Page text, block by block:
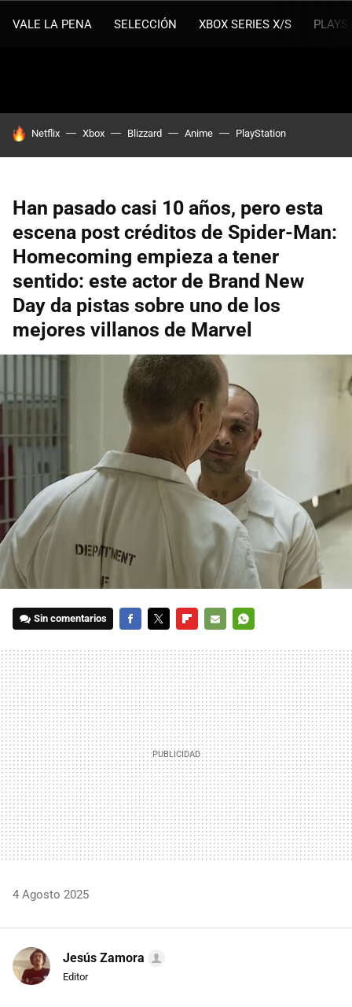
VALE LA PENA SELECCIÓN XBOX SERIES X/S
HOY SE HABLA DE
Netflix Xbox Blizzard Anime PlayStation
Han pasado casi 10 años, pero esta
escena post créditos de Spider-Man:
Homecoming empieza a tener
sentido: este actor de Brand New
Day da pistas sobre uno de los
mejores villanos de Marvel
Sin comentarios
MAIL
4 Agosto 2025
Jesús Zamora
Editor